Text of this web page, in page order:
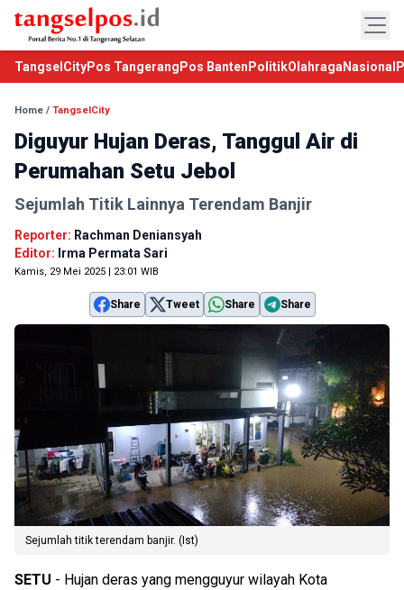
TangselCityPos Tangerang Pos Banten PolitikOlahraga Nasional
Home / TangselCity
Diguyur Hujan Deras, Tanggul Air di
Perumahan Setu Jebol
Sejumlah Titik Lainnya Terendam Banjir
Reporter: Rachman Deniansyah
Editor: Irma Permata Sari
Kamis, 29 Mei 2025 | 23:01 WIB
Share Tweet Share Share
Sejumlah titik terendam banjir. (Ist)
SETU - Hujan deras yang mengguyur wilayah Kota